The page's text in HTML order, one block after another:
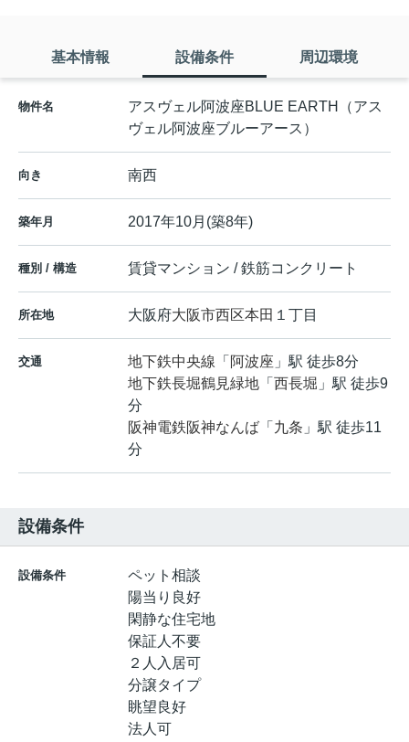
基本情報 設備条件 周辺環境
物件名
アスヴェル阿波座BLUE EARTH（アス
ヴェル阿波座ブルーアース）
向き 南西
築年月 2017年10月(築8年)
種別 / 構造 賃貸マンション / 鉄筋コンクリート
所在地 大阪府大阪市西区本田 １丁目
交通 地下鉄中央線 「 阿波座 」駅 徒歩8分
地下鉄長堀鶴見緑地 「 西長堀 」駅 徒歩9
分
阪神電鉄阪神なんば 「 九条 」駅 徒歩11
分
設備条件
設備条件
ペット相談
陽当り良好
閑静な住宅地
保証人不要
２人入居可
分譲タイプ
眺望良好
法人可